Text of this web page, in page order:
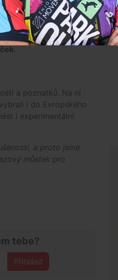
technologie jsou
a výzkumníků,
a poznatků. Na ni
i do Evropského
i experimentální
a proto jsme
můstek pro
tebe?
Přihlásit